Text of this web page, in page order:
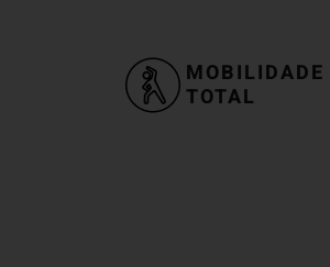
MOBILIDADE
TOTAL